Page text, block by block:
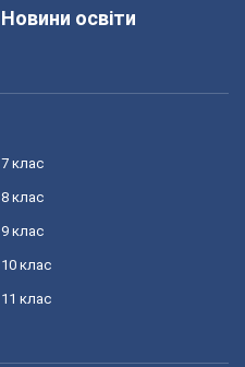
Новини освіти
7 клас
8 клас
9 клас
10 клас
11 клас